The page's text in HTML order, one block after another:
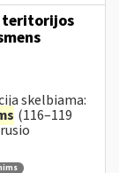
teritorijos
skelbiama:
(116–119